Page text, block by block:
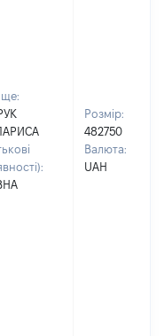
Розмір:
482750
Валюта:
UAH